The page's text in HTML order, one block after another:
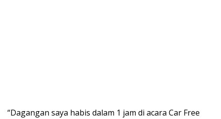
“Dagangan saya habis dalam 1 jam di acara Car Free